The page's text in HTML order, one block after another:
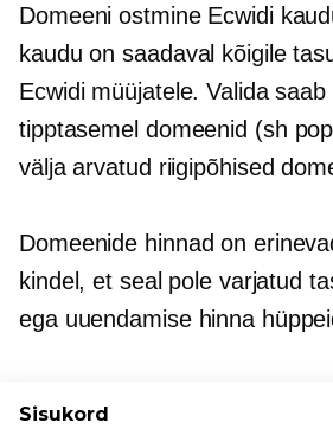
Domeeni ostmine Ecwidi
kaudu on saadaval kõigile
Ecwidi müüjatele. Valida
tipptasemel domeenid (sh
välja arvatud riigipõhised
Domeenide hinnad on
kindel, et seal pole varjatud
ega uuendamise hinna
Ostke oma
Sisukord